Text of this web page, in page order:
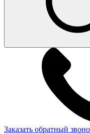
Заказать обратный